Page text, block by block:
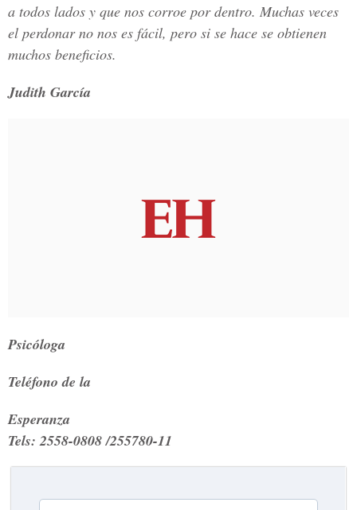
a todos lados y que nos corroe por dentro. Muchas veces
el perdonar no nos es fácil, pero si se hace se obtienen
muchos beneficios.
Judith García
Psicóloga
Teléfono de la
Esperanza
Tels: 2558-0808 /255780-11